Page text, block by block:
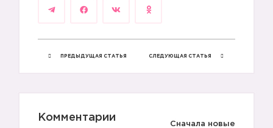
ПРЕДЫДУЩАЯ СТАТЬЯ СЛЕДУЮЩАЯ СТАТЬЯ
Комментарии
Сначала новые